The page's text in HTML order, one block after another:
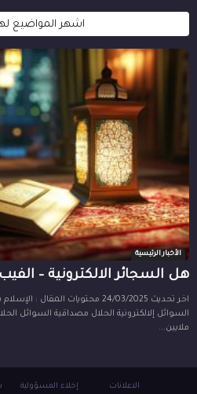
اشهر المواضيع
الأخبار الرئيسية
هل السجائر الالكترونية –
اخر تحديث 24/03/2025 محتويات
السوائل إلالكترونية الحلال مصداقية السوائل
ملايين...
الاعلانات إخلاء المسؤولية